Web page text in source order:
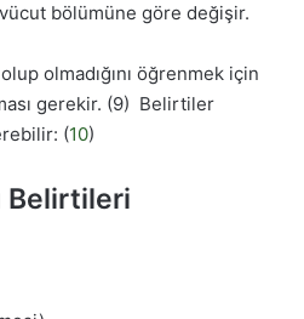
bölümüne göre değişir.
olmadığını öğrenmek için
gerekir. (9) Belirtiler
(10)
Belirtileri